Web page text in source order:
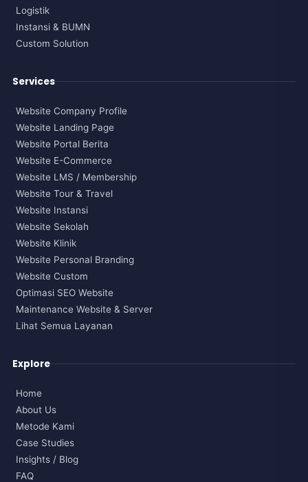
Logistik
Instansi & BUMN
Custom Solution
Services
Website Company Profile
Website Landing Page
Website Portal Berita
Website E-Commerce
Website LMS / Membership
Website Tour & Travel
Website Instansi
Website Sekolah
Website Klinik
Website Personal Branding
Website Custom
Optimasi SEO Website
Maintenance Website & Server
Lihat Semua Layanan
Explore
Home
About Us
Metode Kami
Case Studies
Insights / Blog
FAQ